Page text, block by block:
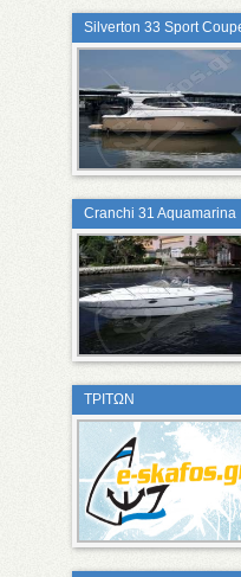
Silverton 33 Sport
Cranchi 31 Aquamarina
ΤΡΙΤΩΝ